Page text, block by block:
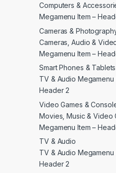
Computers &
Megamenu Item –
Cameras &
Cameras, Audio &
Megamenu Item –
Smart Phones & Tablets
TV & Audio Megamenu
Header 2
Video Games &
Movies, Music & Video
Megamenu Item –
TV & Audio
TV & Audio Megamenu
Header 2